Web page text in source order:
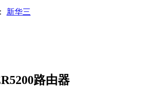
新华三
路由器